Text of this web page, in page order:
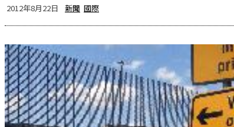
2012年8月22日 新聞 國際